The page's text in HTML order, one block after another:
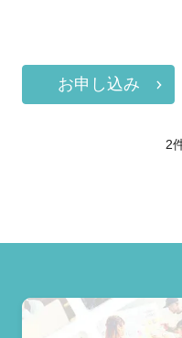
お申し込み
2